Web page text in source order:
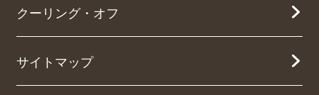
クーリング・オフ
サイトマップ